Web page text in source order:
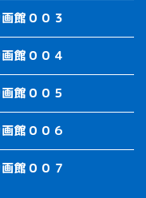
館００３
館００４
館００５
館００６
館００７